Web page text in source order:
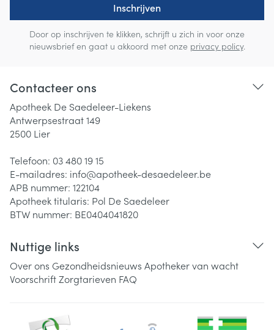
Inschrijven
Door op inschrijven te klikken, schrijft u zich in voor onze
nieuwsbrief en gaat u akkoord met onze privacy policy.
Contacteer ons
Apotheek De Saedeleer-Liekens
Antwerpsestraat 149
2500 Lier
Telefoon: 03 480 19 15
E-mailadres: info@apotheek-desaedeleer.be
APB nummer: 122104
Apotheek titularis: Pol De Saedeleer
BTW nummer: BE0404041820
Nuttige links
Over ons Gezondheidsnieuws Apotheker van wacht
VoorschriftZorgtarieven FAQ